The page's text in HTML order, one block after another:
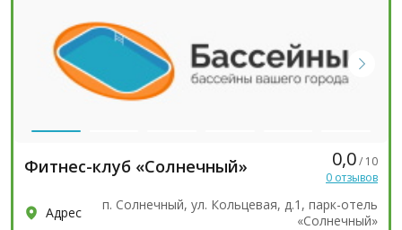
Фитнес-клуб «Солнечный» 0,0/ 10
0 отзывов
Адрес
п. Солнечный, ул. Кольцевая, д.1, парк-отель
«Солнечный»